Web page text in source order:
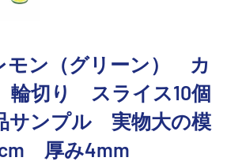
ン（グリーン） カ
切り スライス10個
ンプル 実物大の模
厚み4mm